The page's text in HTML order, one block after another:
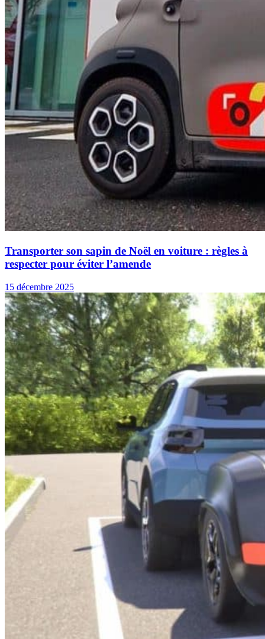
Transporter son sapin de Noël en voiture : règles à
respecter pour éviter l’amende
15 décembre 2025